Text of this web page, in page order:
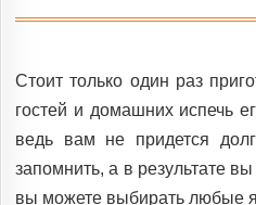
Стоит только один раз
гостей и домашних испечь
ведь вам не придется
запомнить, а в результате
вы можете выбирать любые